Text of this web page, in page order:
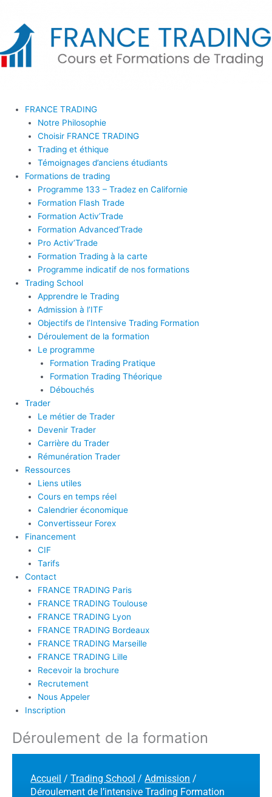
contenu
FRANCE TRADING
Notre Philosophie
Choisir FRANCE TRADING
Trading et éthique
Témoignages d’anciens étudiants
Formations de trading
Programme 133 – Tradez en Californie
Formation Flash Trade
Formation Activ’Trade
Formation Advanced’Trade
Pro Activ’Trade
Formation Trading à la carte
Programme indicatif de nos formations
Trading School
Apprendre le Trading
Admission à l’ITF
Objectifs de l’Intensive Trading Formation
Déroulement de la formation
Le programme
Formation Trading Pratique
Formation Trading Théorique
Débouchés
Trader
Le métier de Trader
Devenir Trader
Carrière du Trader
Rémunération Trader
Ressources
Liens utiles
Cours en temps réel
Calendrier économique
Convertisseur Forex
Financement
CIF
Tarifs
Contact
FRANCE TRADING Paris
FRANCE TRADING Toulouse
FRANCE TRADING Lyon
FRANCE TRADING Bordeaux
FRANCE TRADING Marseille
FRANCE TRADING Lille
Recevoir la brochure
Recrutement
Nous Appeler
Inscription
Déroulement de la formation
Accueil /Trading School /Admission /
Déroulement de l’intensive Trading Formation